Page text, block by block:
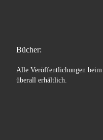
Bücher:
Alle Veröffentlichungen beim
überall erhältlich.